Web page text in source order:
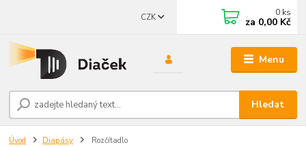
Menu
CZK
Hledat
0 ks
za 0,00 Kč
Úvod Diapásy Rozčítadlo